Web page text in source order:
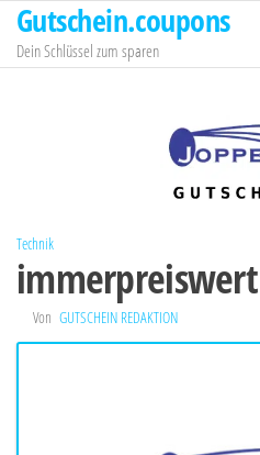
Zum
Inhalt
springen
Gutschein.coupons
Dein Schlüssel zum sparen
Technik
Von GUTSCHEIN REDAKTION